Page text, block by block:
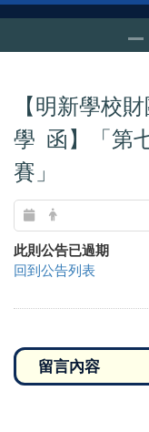
【明新學校
學 函】「第
賽」
此則公告已過期
回到公告列表